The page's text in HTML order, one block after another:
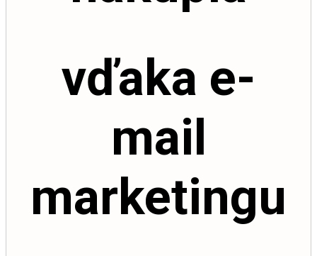
vďaka e-
mail
marketingu